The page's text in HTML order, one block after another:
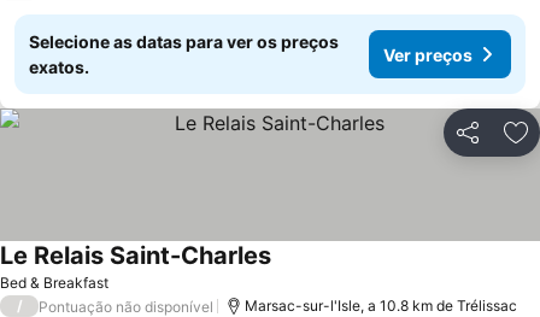
Selecione as datas para ver os preços
exatos.
Ver preços
Partilhar
Bed & Breakfast
Le Relais Saint-Charles
/ Pontuação não disponível Marsac-sur-l'Isle, a 10.8 km de Trélissac